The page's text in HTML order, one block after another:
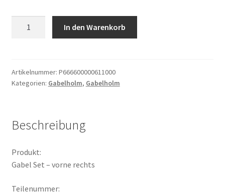
rechts
Menge
In den Warenkorb
Artikelnummer: P666600000611000
Kategorien: Gabelholm, Gabelholm
Beschreibung
Produkt:
Gabel Set – vorne rechts
Teilenummer: